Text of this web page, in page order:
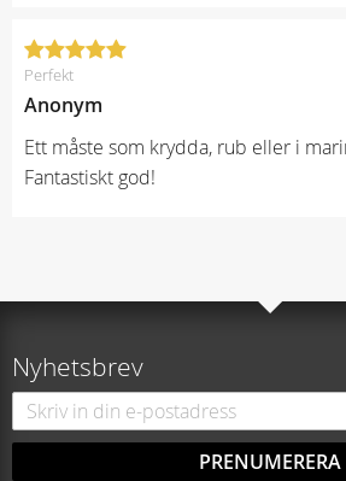
Perfekt
Anonym
Ett måste som krydda, rub eller i
Fantastiskt god!
Nyhetsbrev
PRENUMERERA